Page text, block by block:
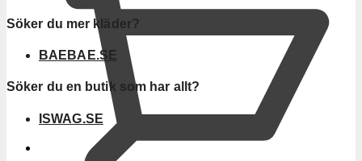
Söker du mer kläder?
BAEBAE.SE
Söker du en butik som har allt?
ISWAG.SE